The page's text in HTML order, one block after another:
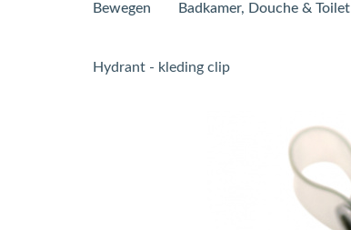
Bewegen Badkamer, Douche & Toilet
Hydrant - kleding clip